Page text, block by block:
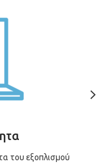
του εξοπλισμού